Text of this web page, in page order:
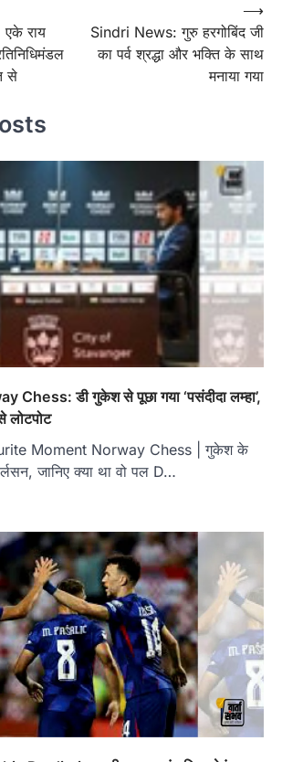
राय
से
Sindri News: गुरु हरगोबिंद जी
का पर्व श्रद्धा और भक्ति के साथ
मनाया गया
⟶
Chess: डी गुकेश से पूछा गया ‘पसंदीदा लम्हा’,
लोटपोट
Moment Norway Chess | गुकेश के
जानिए क्या था वो पल D…